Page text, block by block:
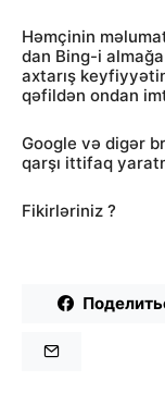
Həmçinin
dan Bing-i
axtarış
qəfildən ondan
Google və digər
qarşı ittifaq
Fikirləriniz ?